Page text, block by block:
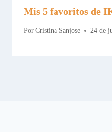
Mis 5 favoritos de
Por Cristina Sanjose 24 de